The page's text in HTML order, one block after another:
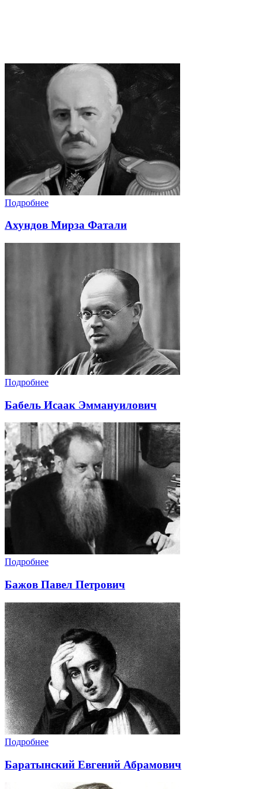
Подробнее
Ахундов Мирза Фатали
Подробнее
Бабель Исаак Эммануилович
Подробнее
Бажов Павел Петрович
Подробнее
Баратынский Евгений Абрамович